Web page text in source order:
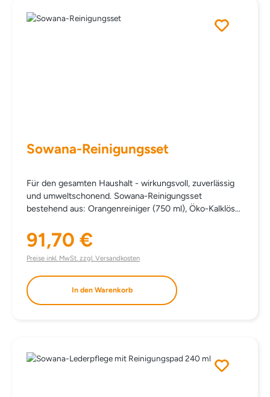
PARFUM LIMONENE SODIUM CHLORIDE LACTIC
Sowana-Reinigungsset
Für den gesamten Haushalt - wirkungsvoll, zuverlässig
und umweltschonend. Sowana-Reinigungsset
bestehend aus: Orangenreiniger (750 ml), Öko-Kalklöser
Regulärer Preis:
91,70 €
Preise inkl. MwSt. zzgl. Versandkosten
In den Warenkorb